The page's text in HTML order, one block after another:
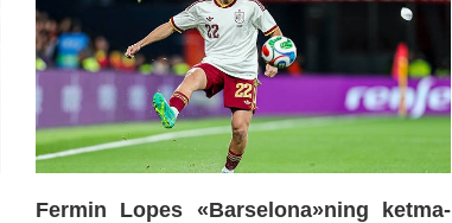
Fermin Lopes «Barselona»ning ketma-